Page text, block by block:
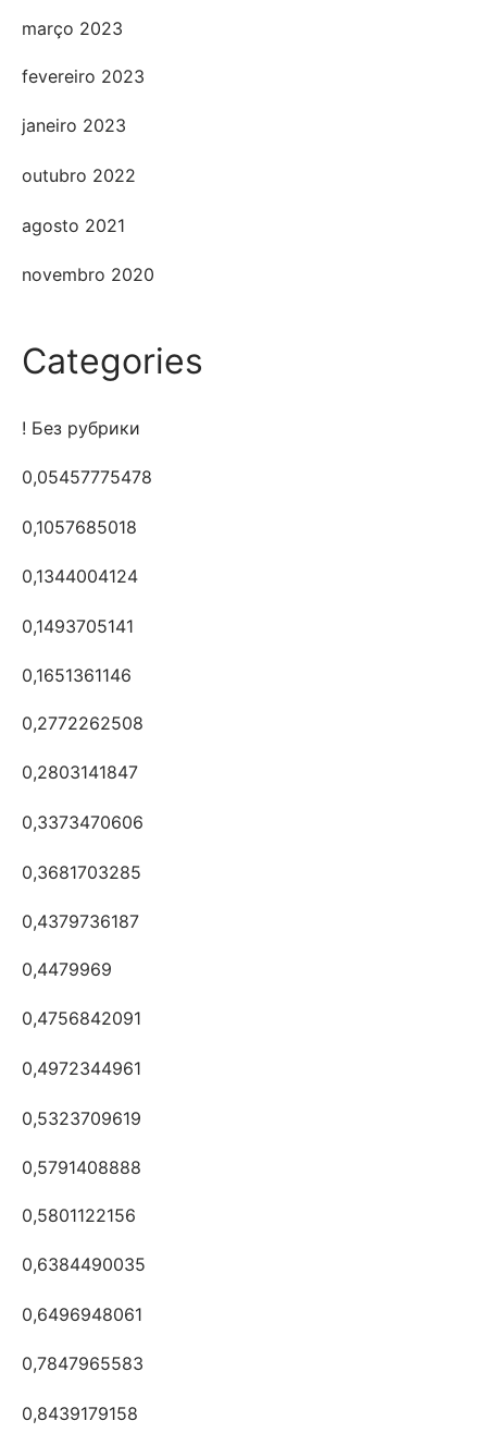
março 2023
fevereiro 2023
janeiro 2023
outubro 2022
agosto 2021
novembro 2020
Categories
! Без рубрики
0,05457775478
0,1057685018
0,1344004124
0,1493705141
0,1651361146
0,2772262508
0,2803141847
0,3373470606
0,3681703285
0,4379736187
0,4479969
0,4756842091
0,4972344961
0,5323709619
0,5791408888
0,5801122156
0,6384490035
0,6496948061
0,7847965583
0,8439179158